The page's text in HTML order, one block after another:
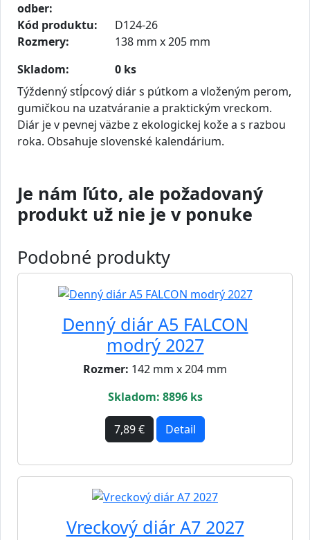
odber:
Kód produktu:
D124-26
Rozmery:
138 mm x 205 mm
Skladom:
0 ks
Týždenný stĺpcový diár s pútkom a vloženým perom,
gumičkou na uzatváranie a praktickým vreckom.
Diár je v pevnej väzbe z ekologickej kože a s razbou
roka. Obsahuje slovenské kalendárium.
Je nám ľúto, ale požadovaný
produkt už nie je v ponuke
Podobné produkty
Denný diár A5 FALCON
modrý 2027
Rozmer: 142 mm x 204 mm
Skladom: 8896 ks
7,89 € Detail
Vreckový diár A7 2027